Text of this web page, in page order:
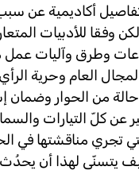
تفاصيل أكاديمية عن
وفقا للأدبيات
وطرق وآليات
العام وحرية الرأي
من الحوار وضمان
عن كلّ التيارات
تجري مناقشتها في
يتسنّى لهذا أن